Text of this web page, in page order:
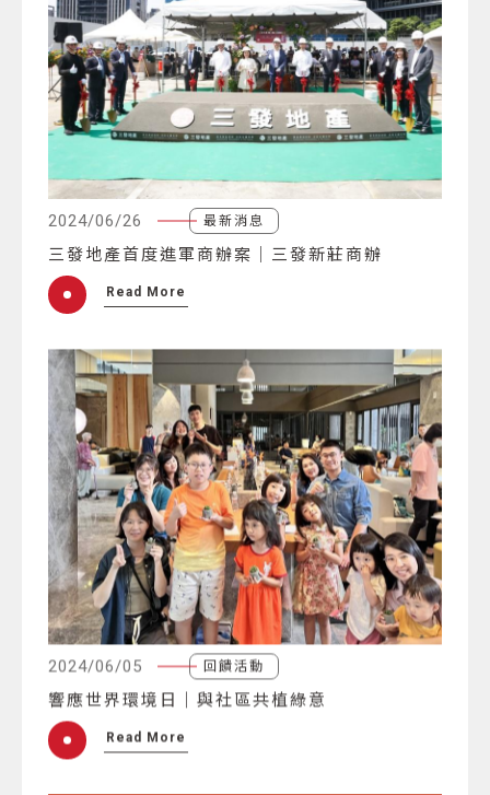
2024/06/26 最新消息
三發地產首度進軍商辦案｜三發新莊商辦
Read More
2024/06/05 回饋活動
響應世界環境日｜與社區共植綠意
Read More